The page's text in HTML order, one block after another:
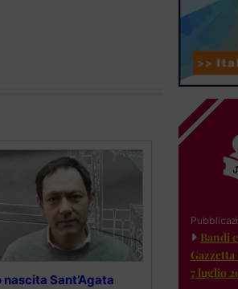
nascita Sant’Agata
Bandi
7 luglio